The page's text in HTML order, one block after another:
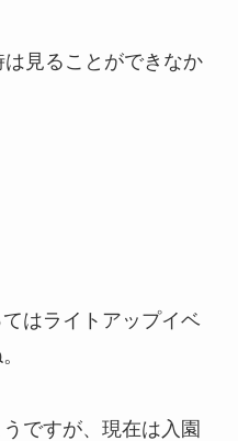
見ることができなか
はライトアップイベ
ですが、現在は入園